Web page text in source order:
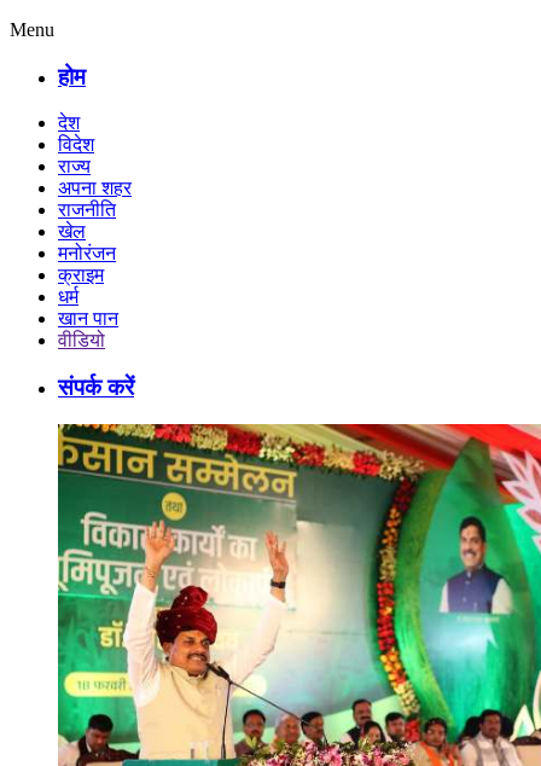
Menu
होम
देश
विदेश
राज्य
अपना शहर
राजनीति
खेल
मनोरंजन
क्राइम
धर्म
खान पान
वीडियो
संपर्क करें